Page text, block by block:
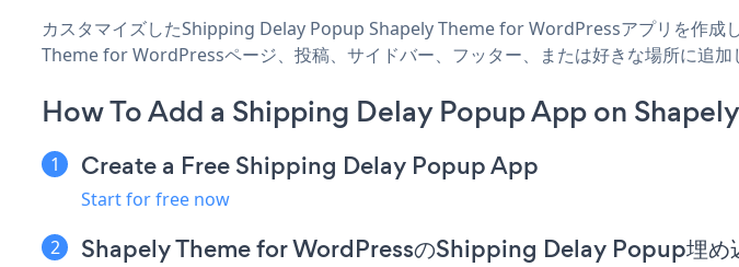
カスタマイズしたShipping Delay Popup Shapely Theme for WordPressアプリを作
Theme for WordPressページ、投稿、サイドバー、フッター、または好きな場所に追加
How To Add a Shipping Delay Popup App on
Create a Free Shipping Delay Popup App
Start for free now
Shapely Theme for WordPressのShipping Delay Popup埋め